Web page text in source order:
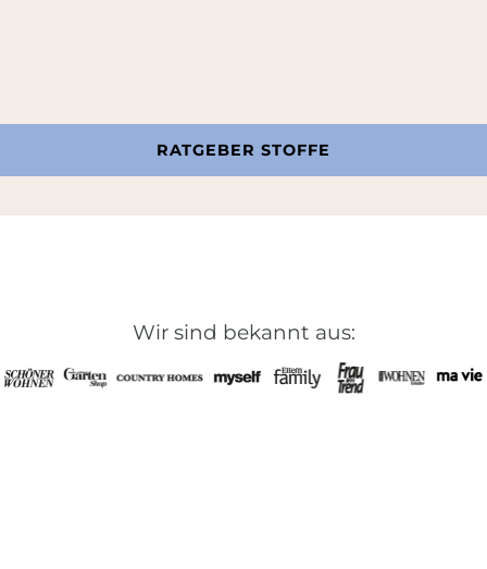
RATGEBER STOFFE
Wir sind bekannt aus: